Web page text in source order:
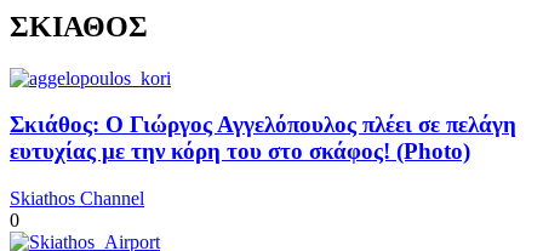
ΣΚΙΑΘΟΣ
Σκιάθος: Ο Γιώργος Αγγελόπουλος πλέει σε πελάγη
ευτυχίας με την κόρη του στο σκάφος! (Photo)
Skiathos Channel
0